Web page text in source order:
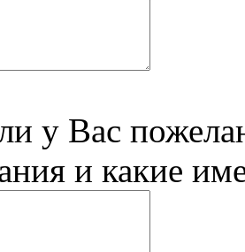
у Вас
и какие